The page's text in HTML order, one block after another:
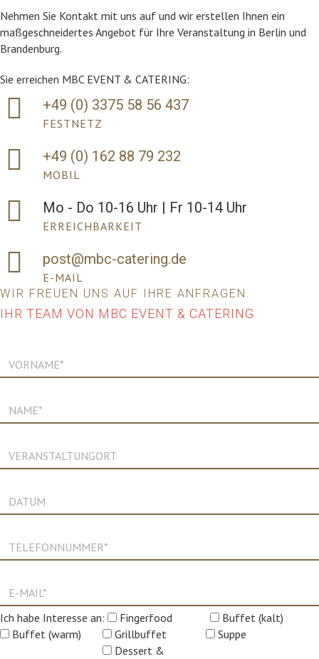
Nehmen Sie Kontakt mit uns auf und wir erstellen Ihnen ein
maßgeschneidertes Angebot für Ihre Veranstaltung in Berlin und
Brandenburg.
Sie erreichen MBC EVENT & CATERING:
+49 (0) 3375 58 56 437
FESTNETZ
+49 (0) 162 88 79 232
MOBIL
Mo - Do 10-16 Uhr | Fr 10-14 Uhr
ERREICHBARKEIT
post@mbc-catering.de
E-MAIL
WIR FREUEN UNS AUF IHRE ANFRAGEN.
IHR TEAM VON MBC EVENT & CATERING
Ich habe Interesse an: Fingerfood
Buffet (kalt)
Buffet (warm)
Grillbuffet Suppe
Dessert &